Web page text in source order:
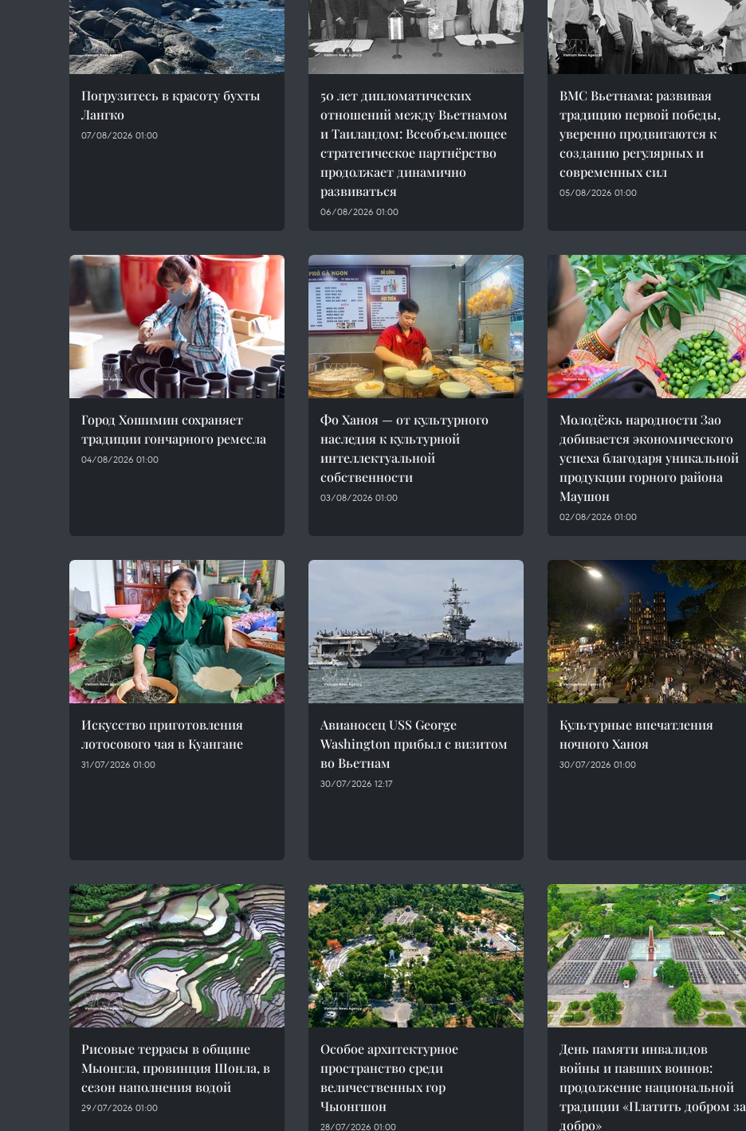
Погрузитесь в красоту бухты
Лангко
07/08/2026 01:00
50 лет дипломатических
отношений между Вьетнамом
и Таиландом: Всеобъемлющее
стратегическое партнёрство
продолжает динамично
развиваться
06/08/2026 01:00
ВМС Вьетнама: развивая
традицию первой победы,
уверенно продвигаются к
созданию регулярных и
современных сил
05/08/2026 01:00
Город Хошимин сохраняет
традиции гончарного ремесла
04/08/2026 01:00
Фо Ханоя — от культурного
наследия к культурной
интеллектуальной
собственности
03/08/2026 01:00
Молодёжь народности Зао
добивается экономического
успеха благодаря уникальной
продукции горного района
Маушон
02/08/2026 01:00
Искусство приготовления
лотосового чая в Куангане
31/07/2026 01:00
Авианосец USS George
Washington прибыл с визитом
во Вьетнам
30/07/2026 12:17
Культурные впечатления
ночного Ханоя
30/07/2026 01:00
Рисовые террасы в общине
Мыонгла, провинция Шонла, в
сезон наполнения водой
29/07/2026 01:00
Особое архитектурное
пространство среди
величественных гор
Чыонгшон
28/07/2026 01:00
День памяти инвалидов
войны и павших воинов:
продолжение национальной
традиции «Платить добром за
добро»